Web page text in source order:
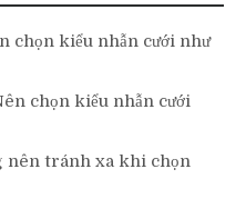
chọn kiểu nhẫn cưới như
chọn kiểu nhẫn cưới
nên tránh xa khi chọn